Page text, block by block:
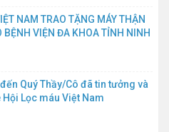
NAM TRAO TẶNG MÁY THẬN
BỆNH VIỆN ĐA KHOA TỈNH NINH
Quý Thầy/Cô đã tin tưởng và
Lọc máu Việt Nam